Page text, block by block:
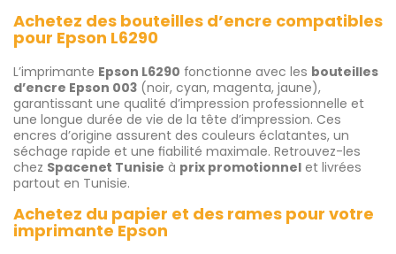
Achetez des bouteilles d’encre compatibles
pour Epson L6290
L’imprimante Epson L6290 fonctionne avec les bouteilles
d’encre Epson 003 (noir, cyan, magenta, jaune),
garantissant une qualité d’impression professionnelle et
une longue durée de vie de la tête d’impression. Ces
encres d’origine assurent des couleurs éclatantes, un
séchage rapide et une fiabilité maximale. Retrouvez-les
chez Spacenet Tunisie à prix promotionnel et livrées
partout en Tunisie.
Achetez du papier et des rames pour votre
imprimante Epson